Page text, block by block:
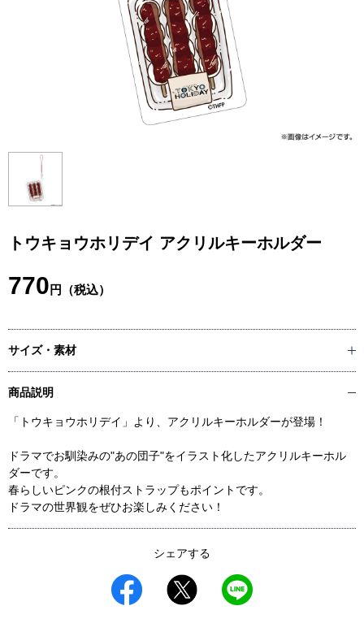
トウキョウホリデイ アクリルキーホルダー
770 円（税込）
サイズ・素材
商品説明
「トウキョウホリデイ」より、アクリルキーホルダーが登場！
ドラマでお馴染みの"あの団子"をイラスト化したアクリルキーホル
ダーです。
春らしいピンクの根付ストラップもポイントです。
ドラマの世界観をぜひお楽しみください！
シェアする